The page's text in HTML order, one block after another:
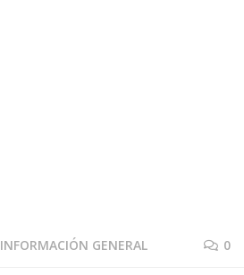
INFORMACIÓN GENERAL 0